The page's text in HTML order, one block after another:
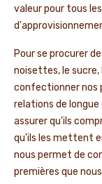
valeur pour tous
Pour se procurer
noisettes, le
confectionner nos
relations de longue
assurer qu'ils
qu'ils les mettent
nous permet de
premières que